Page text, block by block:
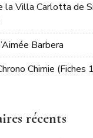
la Villa Carlotta de
Barbera
Chimie (Fiches
récents